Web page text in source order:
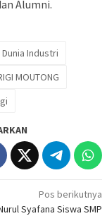
Alumni.
Dunia Industri
MOUTONG
Pos berikutnya
Syafana Siswa SMP